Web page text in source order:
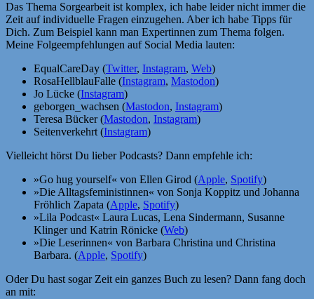
Das Thema Sorgearbeit ist komplex, ich habe leider nicht immer die
Zeit auf individuelle Fragen einzugehen. Aber ich habe Tipps für
Dich. Zum Beispiel kann man Expertinnen zum Thema folgen.
Meine Folgeempfehlungen auf Social Media lauten:
EqualCareDay (Twitter, Instagram, Web)
RosaHellblauFalle (Instagram, Mastodon)
Jo Lücke (Instagram)
geborgen_wachsen (Mastodon, Instagram)
Teresa Bücker (Mastodon, Instagram)
Seitenverkehrt (Instagram)
Vielleicht hörst Du lieber Podcasts? Dann empfehle ich:
»Go hug yourself« von Ellen Girod (Apple, Spotify)
»Die Alltagsfeministinnen« von Sonja Koppitz und Johanna
Fröhlich Zapata (Apple, Spotify)
»Lila Podcast« Laura Lucas, Lena Sindermann, Susanne
Klinger und Katrin Rönicke (Web)
»Die Leserinnen« von Barbara Christina und Christina
Barbara. (Apple, Spotify)
Oder Du hast sogar Zeit ein ganzes Buch zu lesen? Dann fang doch
an mit: